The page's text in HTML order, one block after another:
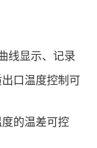
线显示、记录
口温度控制可
的温差可控